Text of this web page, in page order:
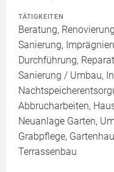
TÄTIGKEITEN
Beratung,
Sanierung,
Durchführung,
Sanierung / Umbau,
Abbrucharbeiten,
Neuanlage Garten,
Grabpflege,
Terrassenbau